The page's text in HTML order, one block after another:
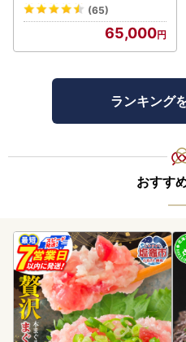
(65)
65,000
ランキング
おすす